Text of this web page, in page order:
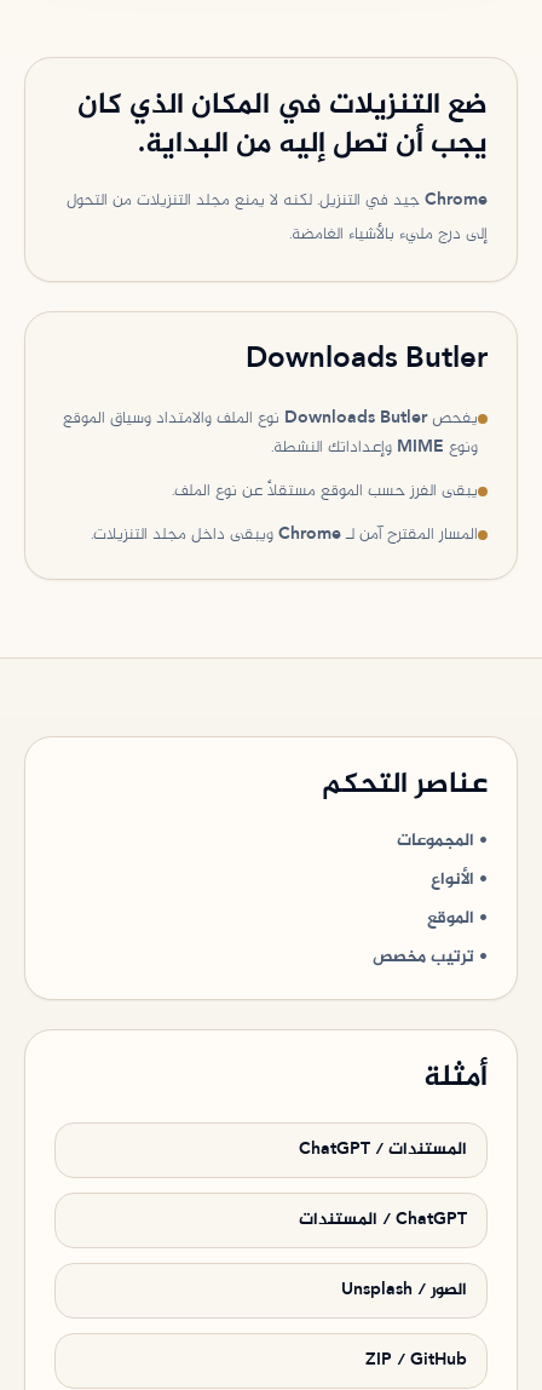
ضع التنزيلات في المكان الذي كان
يجب أن تصل إليه من البداية.
Chrome جيد في التنزيل. لكنه لا يمنع مجلد التنزيلات من التحول
إلى درج مليء بالأشياء الغامضة.
Downloads Butler
يفحص Downloads Butler نوع الملف والامتداد وسياق الموقع
ونوع MIME وإعداداتك النشطة.
يبقى الفرز حسب الموقع مستقلاً عن نوع الملف.
المسار المقترح آمن لـ Chrome ويبقى داخل مجلد التنزيلات.
عناصر التحكم
• المجموعات
• الأنواع
• الموقع
• ترتيب مخصص
أمثلة
المستندات / ChatGPT
ChatGPT / المستندات
الصور / Unsplash
ZIP / GitHub